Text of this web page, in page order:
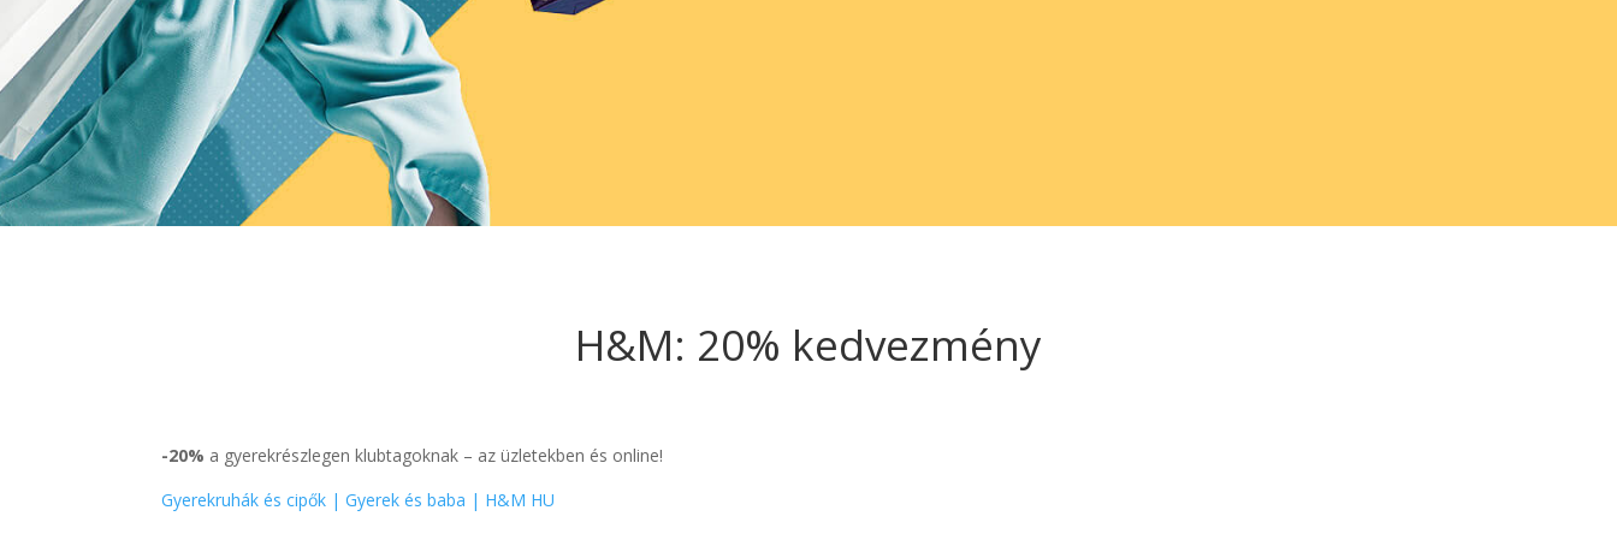
H&M: 20% kedvezmény
-20% a gyerekrészlegen klubtagoknak – az üzletekben és online!
Gyerekruhák és cipők | Gyerek és baba | H&M HU